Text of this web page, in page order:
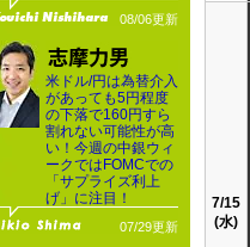
7/15
(水)
08/06更新
米ドル/円は為替介入
があっても5円程度
の下落で160円すら
割れない可能性が高
い！今週の中銀ウィ
ークではFOMCでの
「サプライズ利上
げ」に注目！
07/29更新